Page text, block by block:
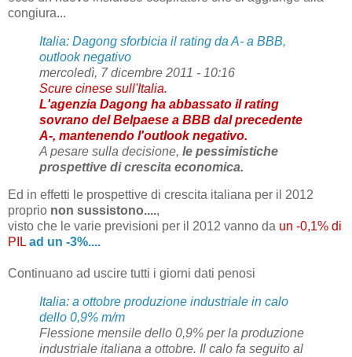
congiura...
Italia: Dagong sforbicia il rating da A- a BBB,
outlook negativo
mercoledì, 7 dicembre 2011 - 10:16
Scure cinese sull'Italia.
L'agenzia Dagong ha abbassato il rating
sovrano del Belpaese a BBB dal precedente
A-, mantenendo l'outlook negativo.
A pesare sulla decisione, le pessimistiche
prospettive di crescita economica.
Ed in effetti le prospettive di crescita italiana per il 2012
proprio non sussistono....,
visto che le varie previsioni per il 2012 vanno da un -0,1% di
PILad un -3%....
Continuano ad uscire tutti i giorni dati penosi
Italia: a ottobre produzione industriale in calo
dello 0,9% m/m
Flessione mensile dello 0,9% per la produzione
industriale italiana a ottobre. Il calo fa seguito al